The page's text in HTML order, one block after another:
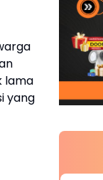
lama
yang